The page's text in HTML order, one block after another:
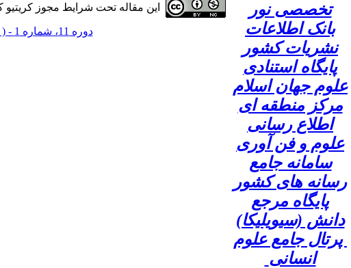
تخصصی نور
بانک اطلاعات
نشریات کشور
پایگاه استنادی
علوم جهان اسلام
مرکز منطقه ای
اطلاع رسانی
علوم و فن آوری
سامانه جامع
رسانه های کشور
پایگاه مرجع
دانش (سیویلیکا)
پرتال جامع علوم
انسانی
این مقاله تحت شرایط مجوز کریتیو
دوره 11، شماره 1 - ( 1405 )